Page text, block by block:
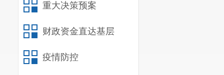
重大决策预案
财政资金直达基层
疫情防控